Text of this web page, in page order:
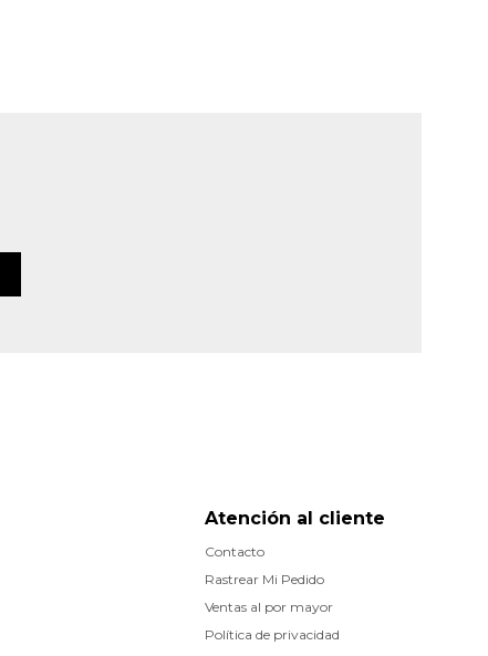
Atención al cliente
Contacto
Rastrear Mi Pedido
Ventas al por mayor
Política de privacidad